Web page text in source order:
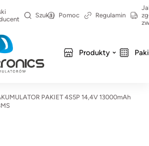
Szukaj Pomoc Regulamin
Produkty
PAKIET 4S5P 14,4V 13000mAh